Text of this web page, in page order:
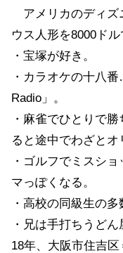
アメリカのディズ
ウス人形を8000ドル
・宝塚が好き。
・カラオケの十八
Radio」。
・麻雀でひとりで
ると途中でわざとオ
・ゴルフでミスシ
マっぽくなる。
・高校の同級生の多
・兄は手打ちうど
18年、大阪市住吉区